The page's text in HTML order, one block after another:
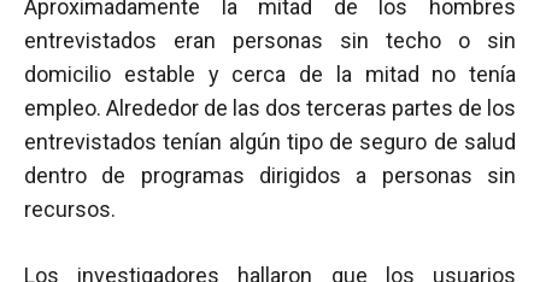
Aproximadamente la mitad de los hombres
entrevistados eran personas sin techo o sin
domicilio estable y cerca de la mitad no tenía
empleo. Alrededor de las dos terceras partes de los
entrevistados tenían algún tipo de seguro de salud
dentro de programas dirigidos a personas sin
recursos.
Los investigadores hallaron que los usuarios